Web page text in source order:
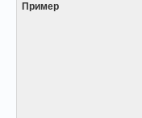
Пример